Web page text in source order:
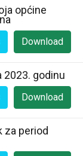
općine
Download
2023. godinu
Download
za period